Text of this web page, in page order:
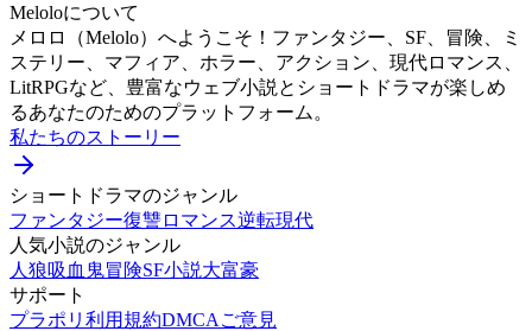
Meloloについて
メロロ（Melolo）へようこそ！ファンタジー、SF、冒険、ミ
ステリー、マフィア、ホラー、アクション、現代ロマンス、
LitRPGなど、豊富なウェブ小説とショートドラマが楽しめ
るあなたのためのプラットフォーム。
私たちのストーリー
ショートドラマのジャンル
ファンタジー復讐ロマンス逆転現代
人気小説のジャンル
人狼吸血鬼冒険SF小説大富豪
サポート
プラポリ 利用規約DMCA ご意見